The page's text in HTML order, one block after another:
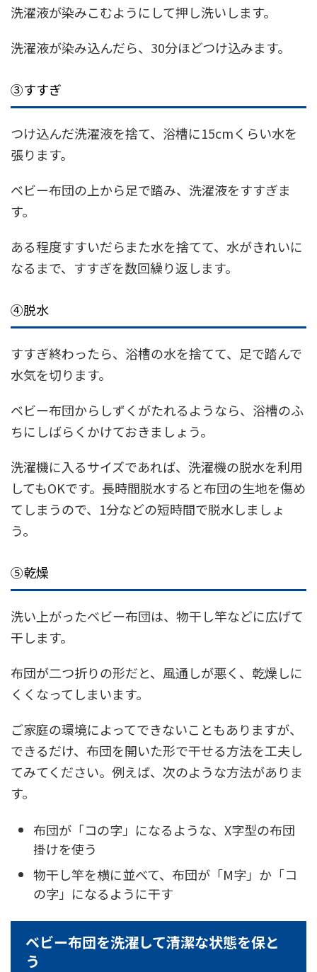
洗濯液が染みこむようにして押し洗いします。
洗濯液が染み込んだら、30分ほどつけ込みます。
③すすぎ
つけ込んだ洗濯液を捨て、浴槽に15cmくらい水を
張ります。
ベビー布団の上から足で踏み、洗濯液をすすぎま
す。
ある程度すすいだらまた水を捨てて、水がきれいに
なるまで、すすぎを数回繰り返します。
④脱水
すすぎ終わったら、浴槽の水を捨てて、足で踏んで
水気を切ります。
ベビー布団からしずくがたれるようなら、浴槽のふ
ちにしばらくかけておきましょう。
洗濯機に入るサイズであれば、洗濯機の脱水を利用
してもOKです。長時間脱水すると布団の生地を傷め
てしまうので、1分などの短時間で脱水しましょ
う。
⑤乾燥
洗い上がったベビー布団は、物干し竿などに広げて
干します。
布団が二つ折りの形だと、風通しが悪く、乾燥しに
くくなってしまいます。
ご家庭の環境によってできないこともありますが、
できるだけ、布団を開いた形で干せる方法を工夫し
てみてください。例えば、次のような方法がありま
す。
布団が「コの字」になるような、X字型の布団
掛けを使う
物干し竿を横に並べて、布団が「M字」か「コ
の字」になるように干す
ベビー布団を洗濯して清潔な状態を保と
う